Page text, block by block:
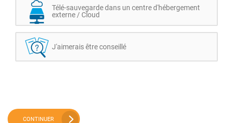
Télé-sauvegarde dans un centre d'hébergement
externe / Cloud
J'aimerais être conseillé
CONTINUER